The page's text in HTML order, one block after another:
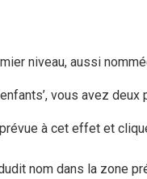
niveau, aussi
vous avez
à cet effet et
nom dans la zone